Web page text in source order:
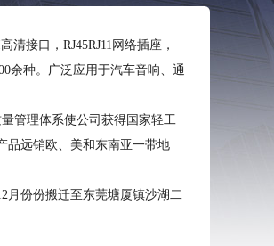
接口，RJ45RJ11网络插座，
余种。广泛应用于汽车音响、通
管理体系使公司获得国家轻工
品远销欧、美和东南亚一带地
月份份搬迁至东莞塘厦镇沙湖二
，以科技求发展”的经营理